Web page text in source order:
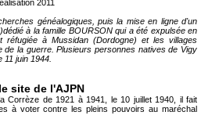
2011
généalogiques, puis la mise en ligne d'un
à la famille BOURSON qui a été expulsée en
réfugiée à Mussidan (Dordogne) et les villages
de la guerre. Plusieurs personnes natives de Vigy
juin 1944.
site de l'AJPN
Corrèze de 1921 à 1941, le 10 juillet 1940, il fait
à voter contre les pleins pouvoirs au maréchal